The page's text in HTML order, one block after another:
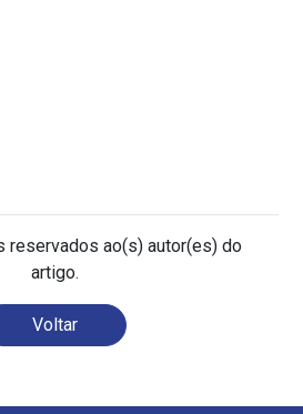
reservados ao(s) autor(es) do
artigo.
Voltar